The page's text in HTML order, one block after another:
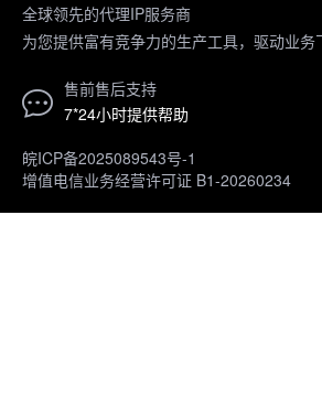
全球领先的代理IP服务商
为您提供富有竞争力的生产工具，驱动业务
售前售后支持
7*24小时提供帮助
皖ICP备2025089543号-1
增值电信业务经营许可证 B1-20260234